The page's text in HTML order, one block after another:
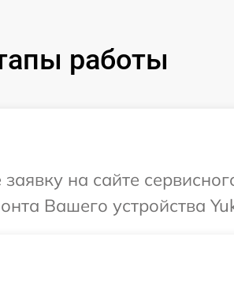
работы
на сайте
Вашего устройства